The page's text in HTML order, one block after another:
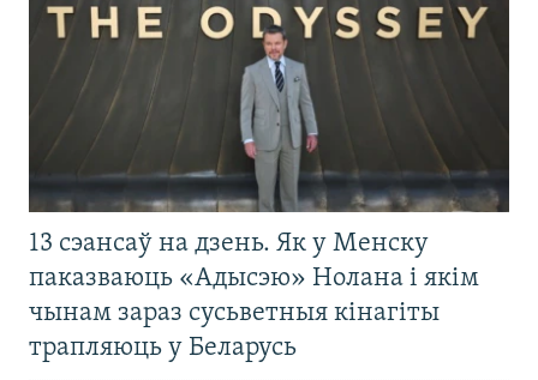
13 сэансаў на дзень. Як у Менску
паказваюць «Адысэю» Нолана і якім
чынам зараз сусьветныя кінагіты
трапляюць у Беларусь